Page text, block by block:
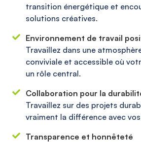
transition énergétique et
solutions créatives.
Environnement de travail
Travaillez dans une
conviviale et accessible où
un rôle central.
Collaboration pour la
Travaillez sur des projets
vraiment la différence avec
Transparence et honnêteté